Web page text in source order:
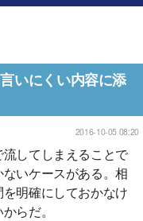
いにくい内容に添
2016-10-05 08:20
してしまえることで
いケースがある。相
明確にしておかなけ
らだ。